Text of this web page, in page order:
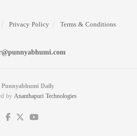
Privacy Policy Terms & Conditions
Daily
by Ananthapuri Technologies